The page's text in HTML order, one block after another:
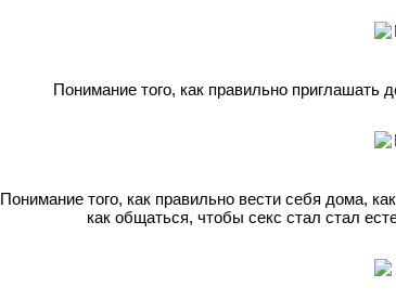
Понимание того, как правильно
Понимание того, как правильно вести себя дома,
как общаться, чтобы секс стал стал